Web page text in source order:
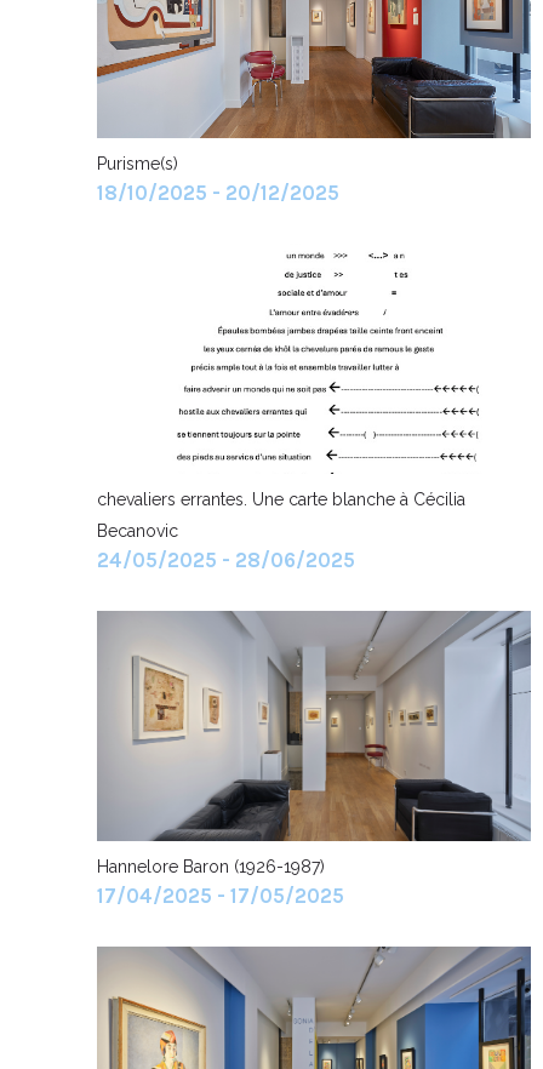
Purisme(s)
18/10/2025 - 20/12/2025
chevaliers errantes. Une carte blanche à Cécilia
Becanovic
24/05/2025 - 28/06/2025
Hannelore Baron (1926-1987)
17/04/2025 - 17/05/2025